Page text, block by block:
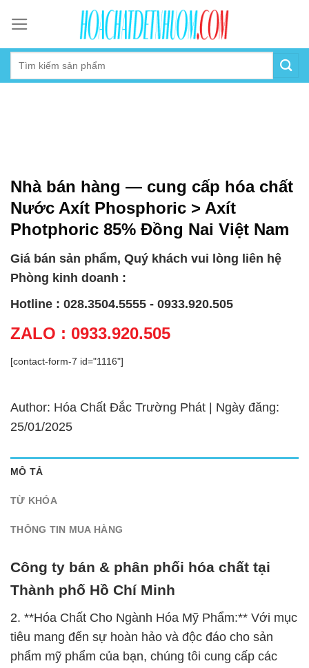
content
Nhà bán hàng — cung cấp hóa chất
Nước Axít Phosphoric > Axít
Photphoric 85% Đồng Nai Việt Nam
Giá bán sản phẩm, Quý khách vui lòng liên hệ
Phòng kinh doanh :
Hotline : 028.3504.5555 - 0933.920.505
ZALO : 0933.920.505
[contact-form-7 id="1116"]
Author: Hóa Chất Đắc Trường Phát | Ngày đăng:
25/01/2025
MÔ TẢ
TỪ KHÓA
THÔNG TIN MUA HÀNG
Công ty bán & phân phối hóa chất tại
Thành phố Hồ Chí Minh
2. **Hóa Chất Cho Ngành Hóa Mỹ Phẩm:** Với mục
tiêu mang đến sự hoàn hảo và độc đáo cho sản
phẩm mỹ phẩm của bạn, chúng tôi cung cấp các